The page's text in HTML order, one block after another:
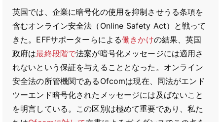
英国では、企業に暗号化の使用を抑制させうる条項を
含むオンライン安全法（Online Safety Act）と戦って
きた。EFFサポーターらによる働きかけの結果、英国
政府は最終段階で法案が暗号化メッセージには適用さ
れないという保証を与えることとなった。オンライン
安全法の所管機関であるOfcomは現在、同法がエンド
ツーエンド暗号化されたメッセージには及ばないこと
を明言している。この区別は極めて重要であり、私た